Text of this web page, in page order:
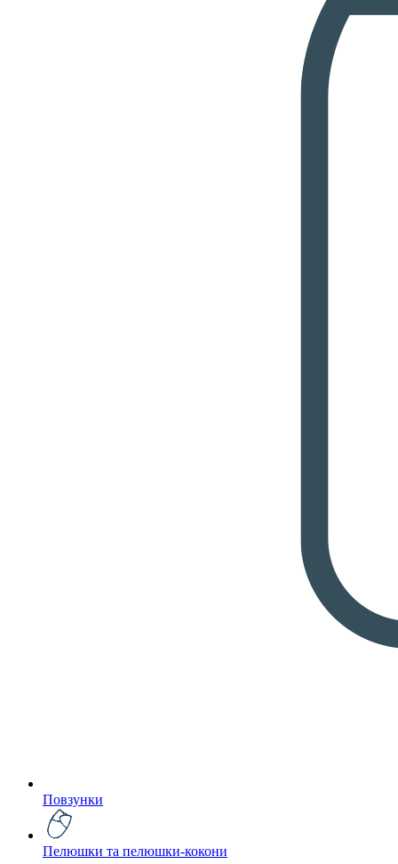
Повзунки
Пелюшки та пелюшки-кокони